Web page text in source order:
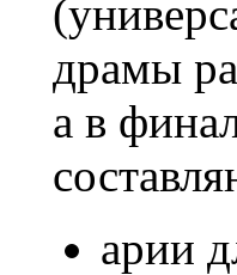
драмы
а в
арии